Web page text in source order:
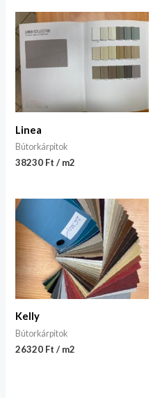
Linea
Bútorkárpitok
38230 Ft / m2
Kelly
Bútorkárpitok
26320 Ft / m2